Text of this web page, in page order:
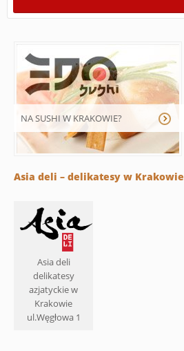
NA SUSHI W KRAKOWIE?
Asia deli – delikatesy w Krakowie
Asia deli
delikatesy
azjatyckie w
Krakowie
ul.Węgłowa 1